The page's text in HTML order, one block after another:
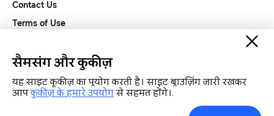
Contact Us
Terms of Use
SAMSUNG.COM
Copyright© SAMSUNG All Rights Reserved.
सैमसंग और कुकीज़
यह साइट कूकीज़ का प्रयोग करती है। साइट ब्राउज़िंग जारी रखकर
आपकुकीज़ के हमारे उपयोगसे सहमत होंगे।.